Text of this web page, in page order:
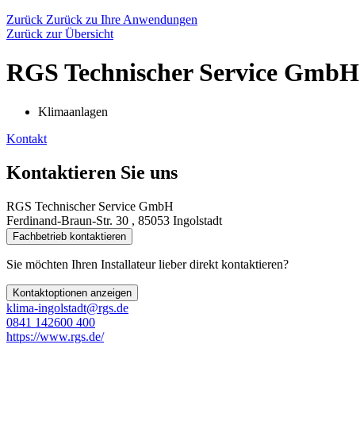
Zurück Zurück zu Ihre Anwendungen
Zurück zur Übersicht
RGS Technischer Service GmbH
Klimaanlagen
Kontakt
Kontaktieren Sie uns
RGS Technischer Service GmbH
Ferdinand-Braun-Str. 30 , 85053 Ingolstadt
Fachbetrieb kontaktieren
Sie möchten Ihren Installateur lieber direkt kontaktieren?
Kontaktoptionen anzeigen
klima-ingolstadt@rgs.de
0841 142600 400
https://www.rgs.de/